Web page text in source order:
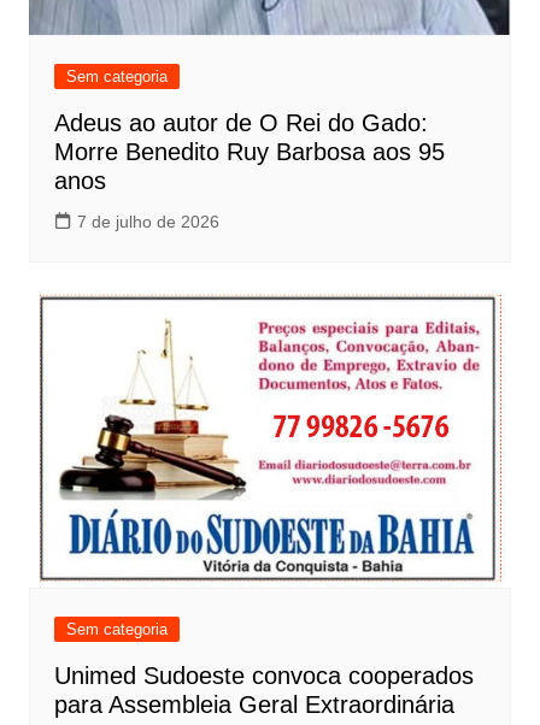
Sem categoria
Adeus ao autor de O Rei do Gado:
Morre Benedito Ruy Barbosa aos 95
anos
7 de julho de 2026
Sem categoria
Unimed Sudoeste convoca cooperados
para Assembleia Geral Extraordinária